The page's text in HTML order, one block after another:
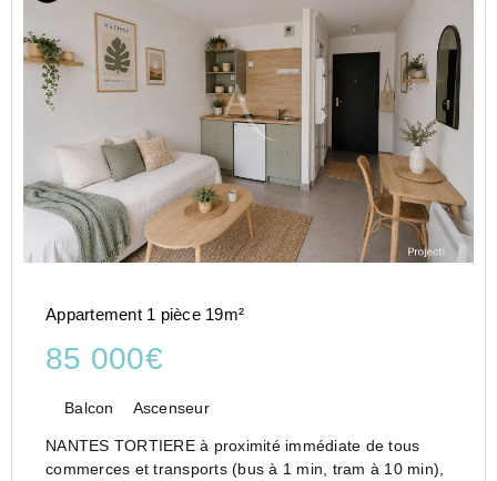
Appartement 1 pièce 19m²
85 000€
Balcon Ascenseur
NANTES TORTIERE à proximité immédiate de tous
commerces et transports (bus à 1 min, tram à 10 min),